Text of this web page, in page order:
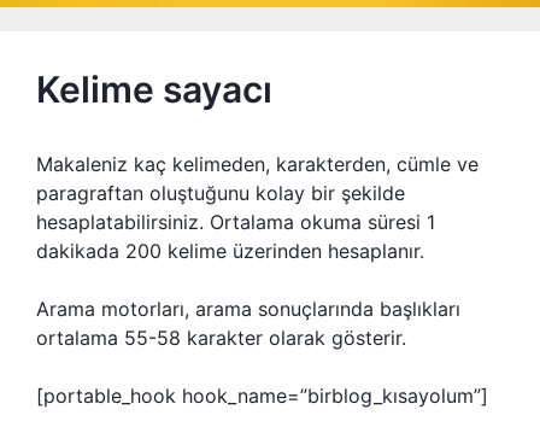
Kelime sayacı
Makaleniz kaç kelimeden, karakterden, cümle ve
paragraftan oluştuğunu kolay bir şekilde
hesaplatabilirsiniz. Ortalama okuma süresi 1
dakikada 200 kelime üzerinden hesaplanır.
Arama motorları, arama sonuçlarında başlıkları
ortalama 55-58 karakter olarak gösterir.
[portable_hook hook_name=”birblog_kısayolum”]